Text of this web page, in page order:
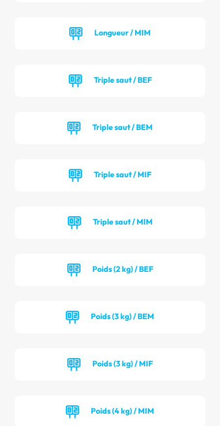
Longueur / MIM
Triple saut / BEF
Triple saut / BEM
Triple saut / MIF
Triple saut / MIM
Poids (2 kg) / BEF
Poids (3 kg) / BEM
Poids (3 kg) / MIF
Poids (4 kg) / MIM